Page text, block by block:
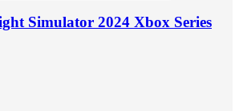
Simulator 2024 Xbox Series